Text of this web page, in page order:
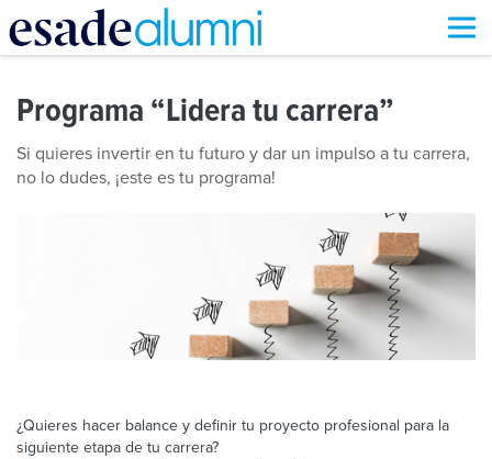
contenido
Programa “Lidera tu carrera”
Si quieres invertir en tu futuro y dar un impulso a tu carrera,
no lo dudes, ¡este es tu programa!
¿Quieres hacer balance y definir tu proyecto profesional para la
siguiente etapa de tu carrera?